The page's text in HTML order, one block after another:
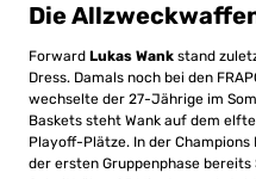
Die
Forward Lukas Wank stand
Dress. Damals noch bei den
wechselte der 27-Jährige im
Baskets steht Wank auf dem
Playoff-Plätze. In der
der ersten Gruppenphase bereits